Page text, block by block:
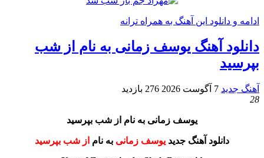
ادامه و دانلود این آهنگ به همراه ترانه
دانلود آهنگ یوسف زمانی به نام از شب
بپرسید
آهنگ جدید 7 آگوست 2026
276 بازدید
28
یوسف زمانی به نام از شب بپرسید
دانلود آهنگ جدید یوسف زمانی به نام از شب بپرسید